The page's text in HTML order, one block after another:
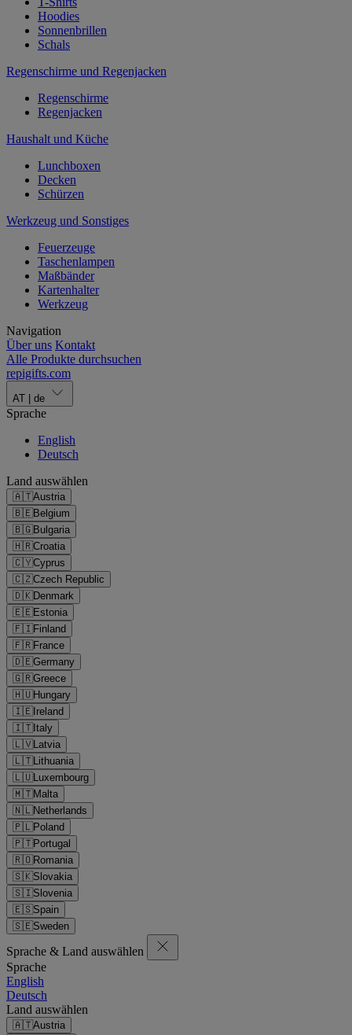
Hoodies
Sonnenbrillen
Schals
Regenschirme und Regenjacken
Regenschirme
Regenjacken
Haushalt und Küche
Lunchboxen
Decken
Schürzen
Werkzeug und Sonstiges
Feuerzeuge
Taschenlampen
Maßbänder
Kartenhalter
Werkzeug
Navigation
Über uns Kontakt
Alle Produkte durchsuchen
repigifts.com
AT de
Sprache
English
Deutsch
Land auswählen
🇦🇹Austria
🇧🇪Belgium
🇧🇬Bulgaria
🇭🇷Croatia
🇨🇾Cyprus
🇨🇿Czech Republic
🇩🇰Denmark
🇪🇪Estonia
🇫🇮Finland
🇫🇷France
🇩🇪Germany
🇬🇷Greece
🇭🇺Hungary
🇮🇪Ireland
🇮🇹Italy
🇱🇻Latvia
🇱🇹Lithuania
🇱🇺Luxembourg
🇲🇹Malta
🇳🇱Netherlands
🇵🇱Poland
🇵🇹Portugal
🇷🇴Romania
🇸🇰Slovakia
🇸🇮Slovenia
🇪🇸Spain
🇸🇪Sweden
Sprache & Land auswählen
Sprache
English
Deutsch
Land auswählen
🇦🇹Austria